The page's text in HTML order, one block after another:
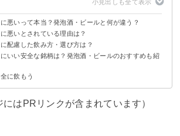
悪いって本当？発泡酒・ビールと何が違う？
ルと発泡酒・ビールの定義の違いを知ろう
悪いとされている理由は？
用される添加物の危険性への不安
配慮した飲み方・選び方は？
味料の少ないビールを選ぶ
いい安全な銘柄は？発泡酒・ビールのおすすめも紹
オフ（139円）
139円）
（139円）
ベル（147円）
ル（212円）
に飲もう
にはPRリンクが含まれています）